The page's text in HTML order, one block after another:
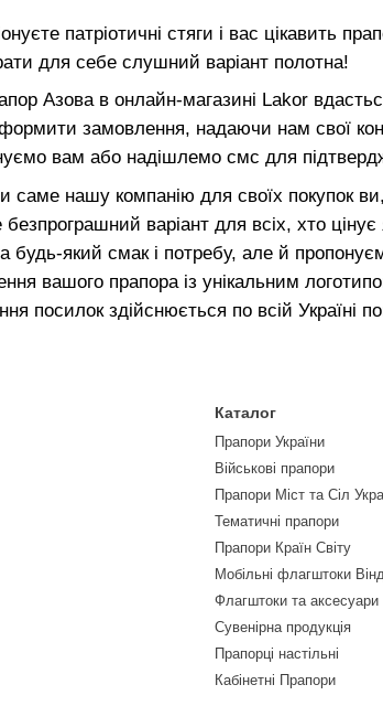
патріотичні стяги і вас цікавить
для себе слушний варіант полотна!
Азова в онлайн-магазині Lakor
замовлення, надаючи нам свої
вам або надішлемо смс для
саме нашу компанію для своїх покупок
варіант для всіх, хто
будь-який смак і потребу, але й
вашого прапора із унікальним
посилок здійснюється по всій Україні
Каталог
Прапори України
Військові прапори
Прапори Міст та Сіл
Тематичні прапори
Прапори Країн Світу
Мобільні флагштоки
Флагштоки та аксесуари
Сувенірна продукція
Прапорці настільні
Кабінетні Прапори